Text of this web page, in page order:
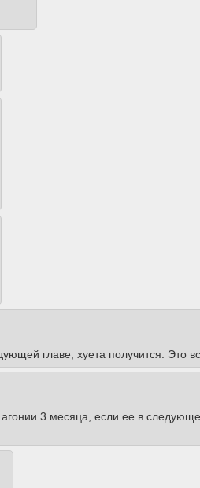
главе, хуета получится. Это
3 месяца, если ее в